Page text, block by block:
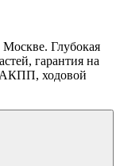
Глубокая
гарантия на
АКПП, ходовой